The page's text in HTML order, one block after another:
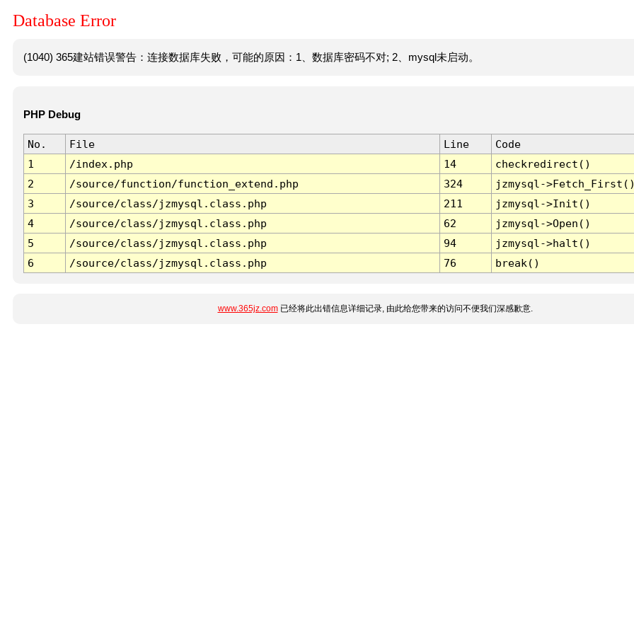
Database Error
(1040) 365建站错误警告：连接数据库失败，可能的原因：1、数据库密码不对; 2、mysql未启动。
PHP Debug
No. File Line
Code
1
/index.php 14
checkredirect()
2
/source/function/function_extend.php 324
jzmysql-
3
/source/class/jzmysql.class.php 211
jzmysql->Init()
4
/source/class/jzmysql.class.php 62
jzmysql->Open()
5
/source/class/jzmysql.class.php 94
jzmysql->halt()
6
/source/class/jzmysql.class.php 76 break()
www.365jz.com已经将此出错信息详细记录, 由此给您带来的访问不便我们深感歉意.